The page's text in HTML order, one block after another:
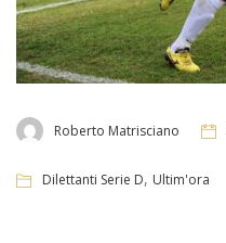
Roberto Matrisciano
Dilettanti Serie D, Ultim'ora